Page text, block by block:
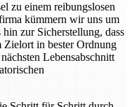
zu einem reibungslosen
kümmern wir uns um
zur Sicherstellung, dass
in bester Ordnung
Lebensabschnitt